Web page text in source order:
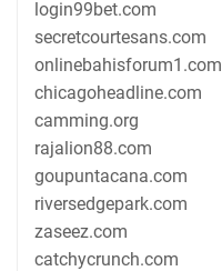
login99bet.com
secretcourtesans.com
onlinebahisforum1.com
chicagoheadline.com
camming.org
rajalion88.com
goupuntacana.com
riversedgepark.com
zaseez.com
catchycrunch.com